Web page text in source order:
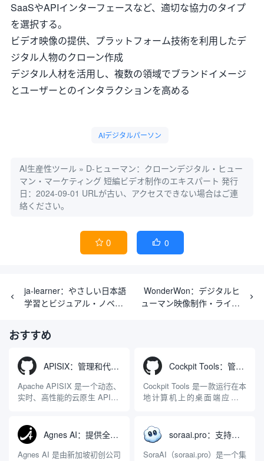
SaaSやAPIインターフェースなど、適切な協力のタイプ
を選択する。
ビデオ映像の提供、プラットフォーム技術を利用したデ
ジタル人物のクローン作成
デジタル人材を活用し、複数の領域でブランドイメージ
とユーザーとのインタラクションを高める
AIデジタルパーソン
AI生産性ツール » D-ヒューマン：クローンデジタル・ヒュー
マン・マーケティング 短編ビデオ制作のエキスパート 発行
日：2024-09-01 URLが古い、アクセスできない場合はご連
絡ください。
 0  0
ja-learner：やさしい日本語
学習とビジュアル・ノベル
WonderWon：デジタルヒ
ューマン映像制作・ライブ
おすすめ
APISIX：管理和代理API及大模型流量的高性能网关
Apache APISIX 是一个动态、
实时、高性能的云原生 API 网
LuaJIT 构建，并在 2019 年作
为顶级开源项目捐赠给
Apache 软件基金会。APISIX
Cockpit Tools：管理多个AI编程IDE账号与配置多开独立实例的本地桌面应用
Cockpit Tools 是一款运行在本
地计算机上的桌面端应用程
程助手的账号与运行环境而设
计。它目前支持包括
Antigravity IDE、Codex、
Agnes AI：提供全模态模型免费API、支持图文视频生成与复杂工程执行的智能体平台
Agnes AI 是由新加坡初创公司
soraai.pro：支持多模型文字转视频和图像生成的在线创作工具
SoraAI（soraai.pro）是一个集